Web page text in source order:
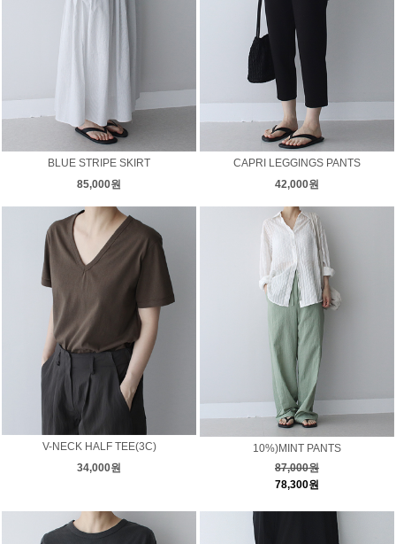
BLUE STRIPE SKIRT
85,000원
CAPRI LEGGINGS PANTS
42,000원
V-NECK HALF TEE(3C)
34,000원
10%)MINT PANTS
87,000원
78,300원